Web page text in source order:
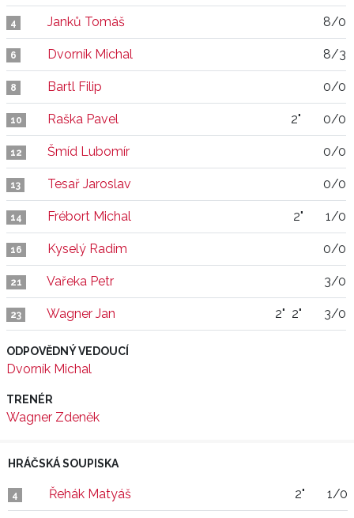
4 Janků Tomáš 8/0
6 Dvorník Michal 8/3
8 Bartl Filip 0/0
10 Raška Pavel 2" 0/0
12 Šmíd Lubomír 0/0
13 Tesař Jaroslav 0/0
14 Frébort Michal 2" 1/0
16 Kyselý Radim 0/0
21 Vařeka Petr 3/0
23 Wagner Jan 2" 2" 3/0
ODPOVĚDNÝ VEDOUCÍ
Dvorník Michal
TRENÉR
Wagner Zdeněk
HRÁČSKÁ SOUPISKA
4 Řehák Matyáš 2" 1/0